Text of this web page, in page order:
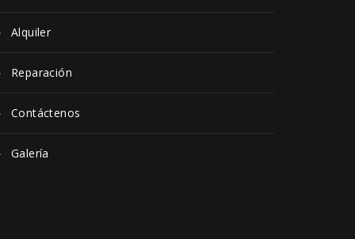
Alquiler
Reparación
Contáctenos
Galería